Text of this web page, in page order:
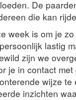
De
die kan
week is om je
lastig
zijn we
je in contact
wijze
inzichten